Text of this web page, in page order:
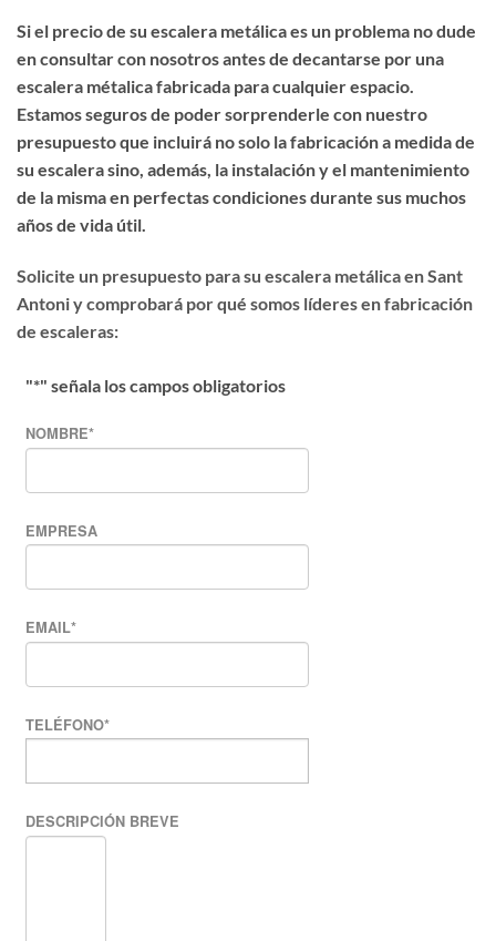
Si el precio de su escalera metálica es un problema no dude
en consultar con nosotros antes de decantarse por una
escalera métalica fabricada para cualquier espacio.
Estamos seguros de poder sorprenderle con nuestro
presupuesto que incluirá no solo la fabricación a medida de
su escalera sino, además, la instalación y el mantenimiento
de la misma en perfectas condiciones durante sus muchos
años de vida útil.
Solicite un presupuesto para su escalera metálica en Sant
Antoni y comprobará por qué somos líderes en fabricación
de escaleras:
"*" señala los campos obligatorios
NOMBRE*
EMPRESA
EMAIL*
TELÉFONO*
DESCRIPCIÓN BREVE